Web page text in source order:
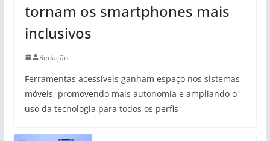
tornam os smartphones mais
inclusivos
Redação
Ferramentas acessíveis ganham espaço nos sistemas
móveis, promovendo mais autonomia e ampliando o
uso da tecnologia para todos os perfis